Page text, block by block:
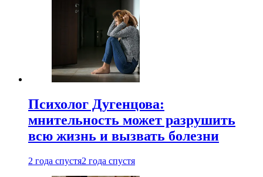
Психолог Дугенцова:
мнительность может разрушить
всю жизнь и вызвать болезни
2 года спустя2 года спустя